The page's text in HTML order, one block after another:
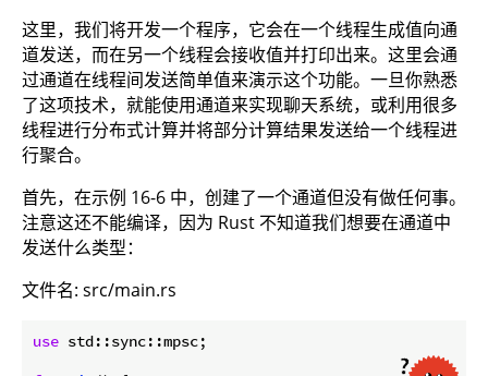
这里，我们将开发一个程序，它会在一个线程生成值向通
道发送，而在另一个线程会接收值并打印出来。这里会通
过通道在线程间发送简单值来演示这个功能。一旦你熟悉
了这项技术，就能使用通道来实现聊天系统，或利用很多
线程进行分布式计算并将部分计算结果发送给一个线程进
行聚合。
首先，在示例 16-6 中，创建了一个通道但没有做任何事。
注意这还不能编译，因为 Rust 不知道我们想要在通道中
发送什么类型：
文件名: src/main.rs
use std::sync::mpsc;